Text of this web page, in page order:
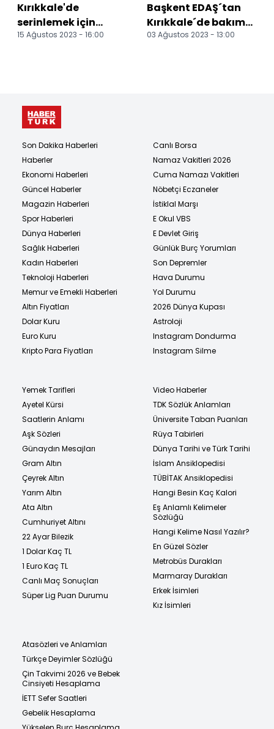
Kırıkkale'de
serinlemek için
Kızılırmak'a giren
15 Ağustos 2023 - 16:00
Başkent EDAŞ´tan
Kırıkkale´de bakım
ve yatırım
03 Ağustos 2023 - 13:00
Son Dakika Haberleri
Haberler
Ekonomi Haberleri
Güncel Haberler
Magazin Haberleri
Spor Haberleri
Dünya Haberleri
Sağlık Haberleri
Kadın Haberleri
Teknoloji Haberleri
Memur ve Emekli Haberleri
Altın Fiyatları
Dolar Kuru
Euro Kuru
Kripto Para Fiyatları
Canlı Borsa
Namaz Vakitleri 2026
Cuma Namazı Vakitleri
Nöbetçi Eczaneler
İstiklal Marşı
E Okul VBS
E Devlet Giriş
Günlük Burç Yorumları
Son Depremler
Hava Durumu
Yol Durumu
2026 Dünya Kupası
Astroloji
Instagram Dondurma
Instagram Silme
Yemek Tarifleri
Ayetel Kürsi
Saatlerin Anlamı
Aşk Sözleri
Günaydın Mesajları
Gram Altın
Çeyrek Altın
Yarım Altın
Ata Altın
Cumhuriyet Altını
22 Ayar Bilezik
1 Dolar Kaç TL
1 Euro Kaç TL
Canlı Maç Sonuçları
Süper Lig Puan Durumu
Video Haberler
TDK Sözlük Anlamları
Üniversite Taban Puanları
Rüya Tabirleri
Dünya Tarihi ve Türk Tarihi
İslam Ansiklopedisi
TÜBİTAK Ansiklopedisi
Hangi Besin Kaç Kalori
Eş Anlamlı Kelimeler
Sözlüğü
Hangi Kelime Nasıl Yazılır?
En Güzel Sözler
Metrobüs Durakları
Marmaray Durakları
Erkek İsimleri
Kız İsimleri
Atasözleri ve Anlamları
Türkçe Deyimler Sözlüğü
Çin Takvimi 2026 ve Bebek
Cinsiyeti Hesaplama
İETT Sefer Saatleri
Gebelik Hesaplama